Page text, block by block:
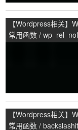
【Wordpress相关】
常用函数 /
【Wordpress相关】
常用函数 / backslashit